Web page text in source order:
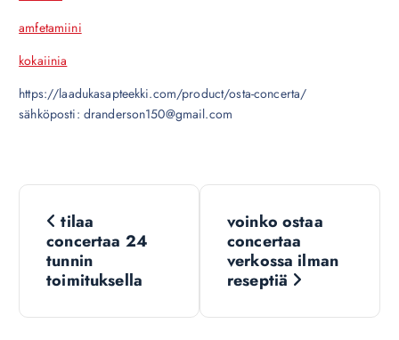
amfetamiini
kokaiinia
https://laadukasapteekki.com/product/osta-concerta/
sähköposti: dranderson150@gmail.com
N
tilaa
concertaa 24
tunnin
toimituksella
voinko ostaa
concertaa
verkossa ilman
reseptiä